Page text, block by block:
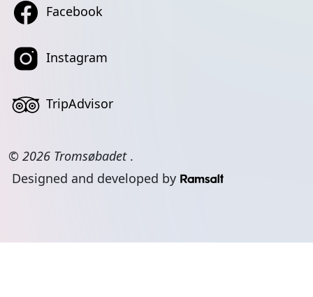
Facebook
Instagram
TripAdvisor
© 2026 Tromsøbadet .
Designed and developed by